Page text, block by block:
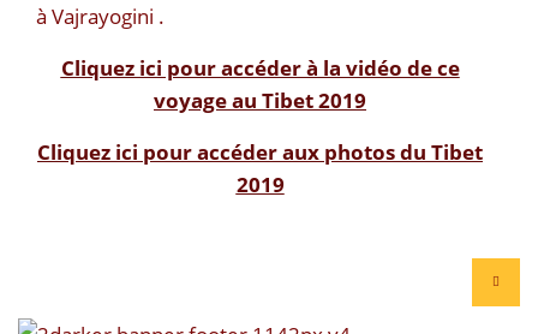
à Vajrayogini .
Cliquez ici pour accéder à la vidéo de ce
voyage au Tibet 2019
Cliquez ici pour accéder aux photos du Tibet
2019